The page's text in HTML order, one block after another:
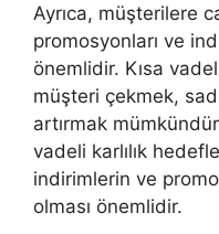
Ayrıca, müşterilere
promosyonları ve
önemlidir. Kısa
müşteri çekmek,
artırmak
vadeli karlılık
indirimlerin ve
olması önemlidir.